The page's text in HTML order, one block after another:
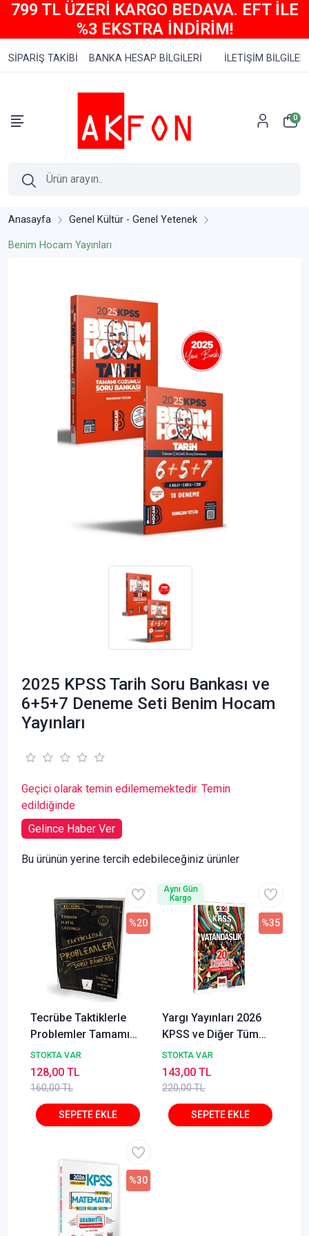
799 TL ÜZERİ KARGO BEDAVA. EFT İLE
%3 EKSTRA İNDİRİM!
SİPARİŞ TAKİBİ BANKA HESAP BİLGİLERİ İLETİŞİM BİLGİLERİ
0
Anasayfa Genel Kültür - Genel Yetenek
Benim Hocam Yayınları
2025 KPSS Tarih Soru Bankası ve
6+5+7 Deneme Seti Benim Hocam
Yayınları
Geçici olarak temin edilememektedir. Temin
edildiğinde
Gelince Haber Ver
Bu ürünün yerine tercih edebileceğiniz ürünler
Tecrübe Taktiklerle
Problemler Tamamı
Dijital Çözümlü Soru
Bankası
STOKTA VAR
160,00 TL
%20
128,00 TL
Yargı Yayınları 2026
KPSS ve Diğer Tüm
Sınavlara Yönelik
Tamamı Çözümlü
Vatandaşlık 20
Deneme Cangül Erlik
STOKTA VAR
220,00 TL
%35
143,00 TL
Aynı Gün
Kargo
%30